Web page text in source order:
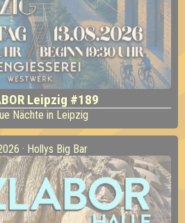
Leipzig #189
Nächte in Leipzig
· Hollys Big Bar